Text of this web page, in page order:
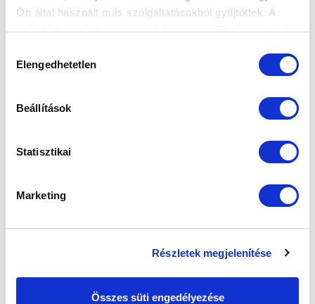
Ön által használt más szolgáltatásokból gyűjtöttek. A
weboldalon való böngészés folytatásával Ön hozzájárul a
kiválasztása
Elengedhetetlen
Beállítások
Statisztikai
Marketing
Részletek megjelenítése
Összes süti engedélyezése
MTK BUDAPEST HÍRLEVÉL
SZPONZOROK